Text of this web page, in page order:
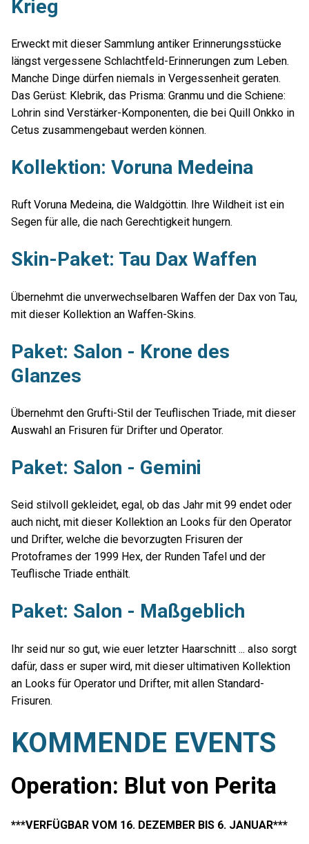
Krieg
Erweckt mit dieser Sammlung antiker Erinnerungsstücke
längst vergessene Schlachtfeld-Erinnerungen zum Leben.
Manche Dinge dürfen niemals in Vergessenheit geraten.
Das Gerüst: Klebrik, das Prisma: Granmu und die Schiene:
Lohrin sind Verstärker-Komponenten, die bei Quill Onkko in
Cetus zusammengebaut werden können.
Kollektion: Voruna Medeina
Ruft Voruna Medeina, die Waldgöttin. Ihre Wildheit ist ein
Segen für alle, die nach Gerechtigkeit hungern.
Skin-Paket: Tau Dax Waffen
Übernehmt die unverwechselbaren Waffen der Dax von Tau,
mit dieser Kollektion an Waffen-Skins.
Paket: Salon - Krone des
Glanzes
Übernehmt den Grufti-Stil der Teuflischen Triade, mit dieser
Auswahl an Frisuren für Drifter und Operator.
Paket: Salon - Gemini
Seid stilvoll gekleidet, egal, ob das Jahr mit 99 endet oder
auch nicht, mit dieser Kollektion an Looks für den Operator
und Drifter, welche die bevorzugten Frisuren der
Protoframes der 1999 Hex, der Runden Tafel und der
Teuflische Triade enthält.
Paket: Salon - Maßgeblich
Ihr seid nur so gut, wie euer letzter Haarschnitt ... also sorgt
dafür, dass er super wird, mit dieser ultimativen Kollektion
an Looks für Operator und Drifter, mit allen Standard-
Frisuren.
KOMMENDE EVENTS
Operation: Blut von Perita
***VERFÜGBAR VOM 16. DEZEMBER BIS 6. JANUAR***